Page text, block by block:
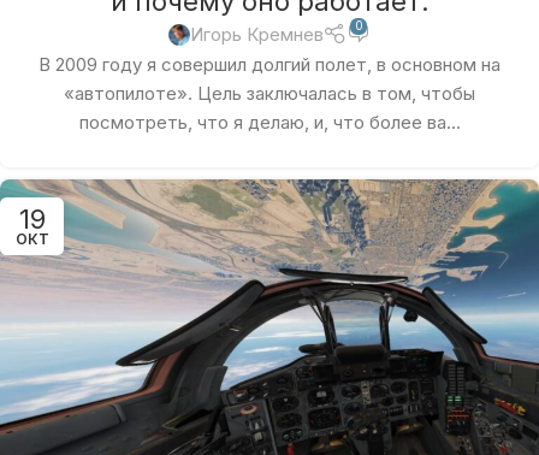
Игорь Кремнев 0
В 2009 году я совершил долгий полет, в основном на
«автопилоте». Цель заключалась в том, чтобы
посмотреть, что я делаю, и, что более ва...
19
ОКТ